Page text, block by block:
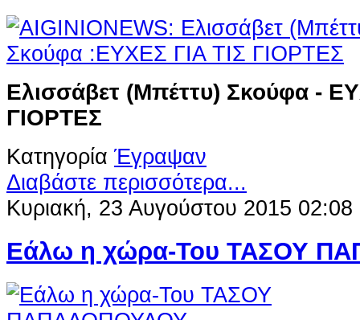
Ελισσάβετ (Μπέττυ) Σκούφα -
ΓΙΟΡΤΕΣ
Κατηγορία Έγραψαν
Διαβάστε περισσότερα...
Κυριακή, 23 Αυγούστου 2015 02:08
Εάλω η χώρα-Του ΤΑΣΟΥ